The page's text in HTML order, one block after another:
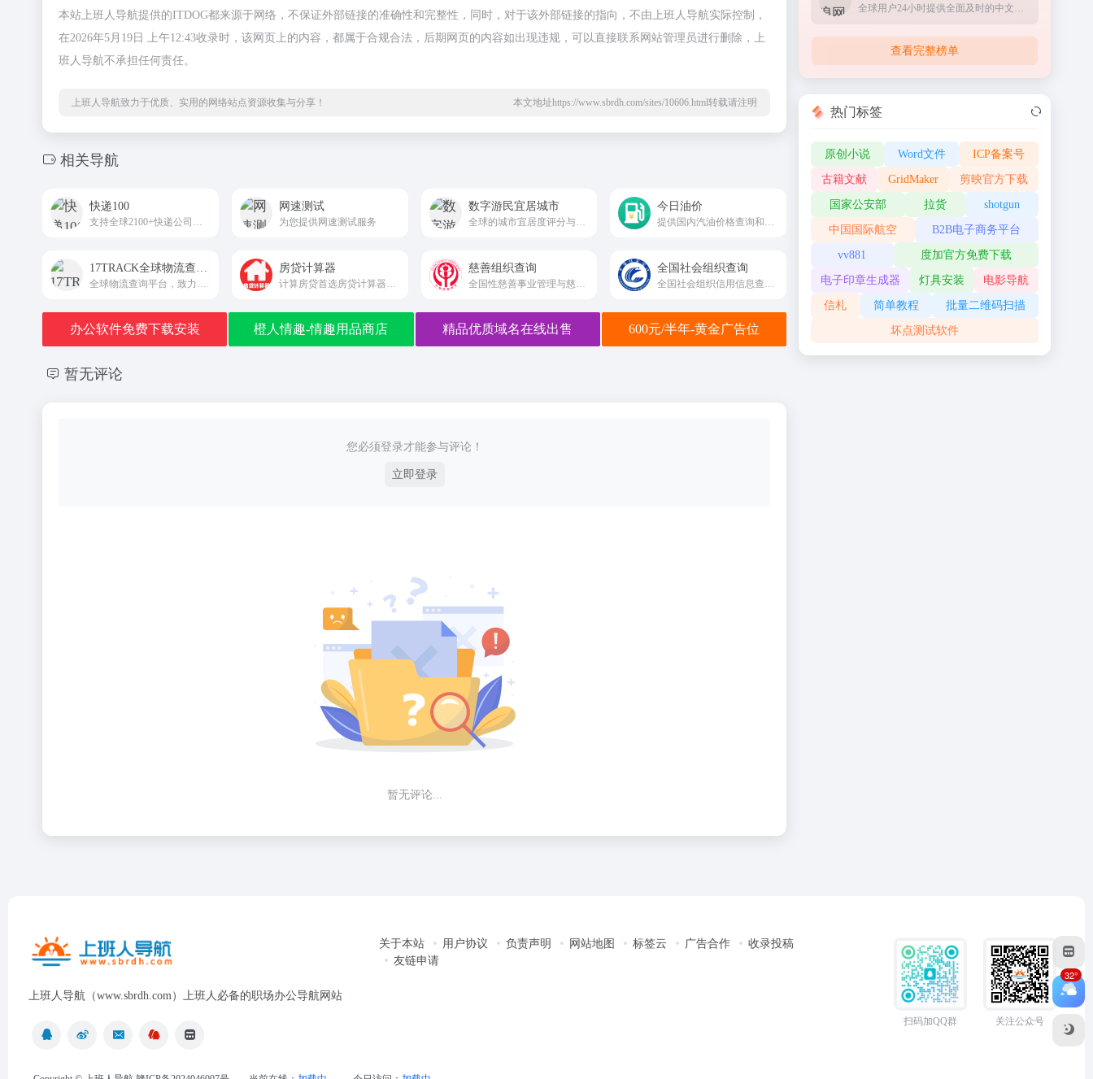
本站上班人导航提供的ITDOG都来源于网络，不保证外部链接的准确性和完整性，同时，对于该外部链接的指向，不由上班人导航实际控制，
在2026年5月19日 上午12:43收录时，该网页上的内容，都属于合规合法，后期网页的内容如出现违规，可以直接联系网站管理员进行删除，上
班人导航不承担任何责任。
上班人导航致力于优质、实用的网络站点资源收集与分享！ 本文地址https://www.sbrdh.com/sites/10606.html转载请注明
相关导航
快递100 网速测试
为您提供网速测试服务
数字游民宜居城市
全球的城市宜居度评分与移居决策参考平台
今日油价
房贷计算器 慈善组织查询
全国性慈善事业管理与慈善组织查询公开官方平台
全国社会组织查询
办公软件免费下载安装 橙人情趣-情趣用品商店 精品优质域名在线出售 600元/半年-黄金广告位
暂无评论
您必须登录才能参与评论！
立即登录
暂无评论...
全球用户24小时提供全面及时的中文资讯
查看完整榜单
热门标签
原创小说 Word文件 ICP备案号
古籍文献 GridMaker 剪映官方下载
国家公安部 拉货 shotgun
中国国际航空 B2B电子商务平台
vv881 度加官方免费下载
电子印章生成器 灯具安装 电影导航
信札 简单教程 批量二维码扫描
坏点测试软件
上班人导航（www.sbrdh.com）上班人必备的职场办公导航网站
关于本站 用户协议 负责声明 网站地图 标签云 广告合作
收录投稿
友链申请
扫码加QQ群 关注公众号
32°